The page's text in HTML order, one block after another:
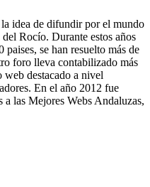
idea de difundir por el mundo
Rocío. Durante estos años
se han resuelto más de
foro lleva contabilizado más
web destacado a nivel
En el año 2012 fue
las Mejores Webs Andaluzas,